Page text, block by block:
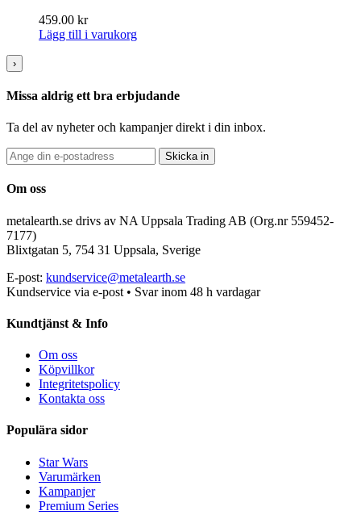
459.00 kr
Lägg till i varukorg
›
Missa aldrig ett bra erbjudande
Ta del av nyheter och kampanjer direkt i din inbox.
Skicka in
Om oss
metalearth.se drivs av NA Uppsala Trading AB (Org.nr 559452-
7177)
Blixtgatan 5, 754 31 Uppsala, Sverige
E-post: kundservice@metalearth.se
Kundservice via e-post • Svar inom 48 h vardagar
Kundtjänst & Info
Om oss
Köpvillkor
Integritetspolicy
Kontakta oss
Populära sidor
Star Wars
Varumärken
Kampanjer
Premium Series